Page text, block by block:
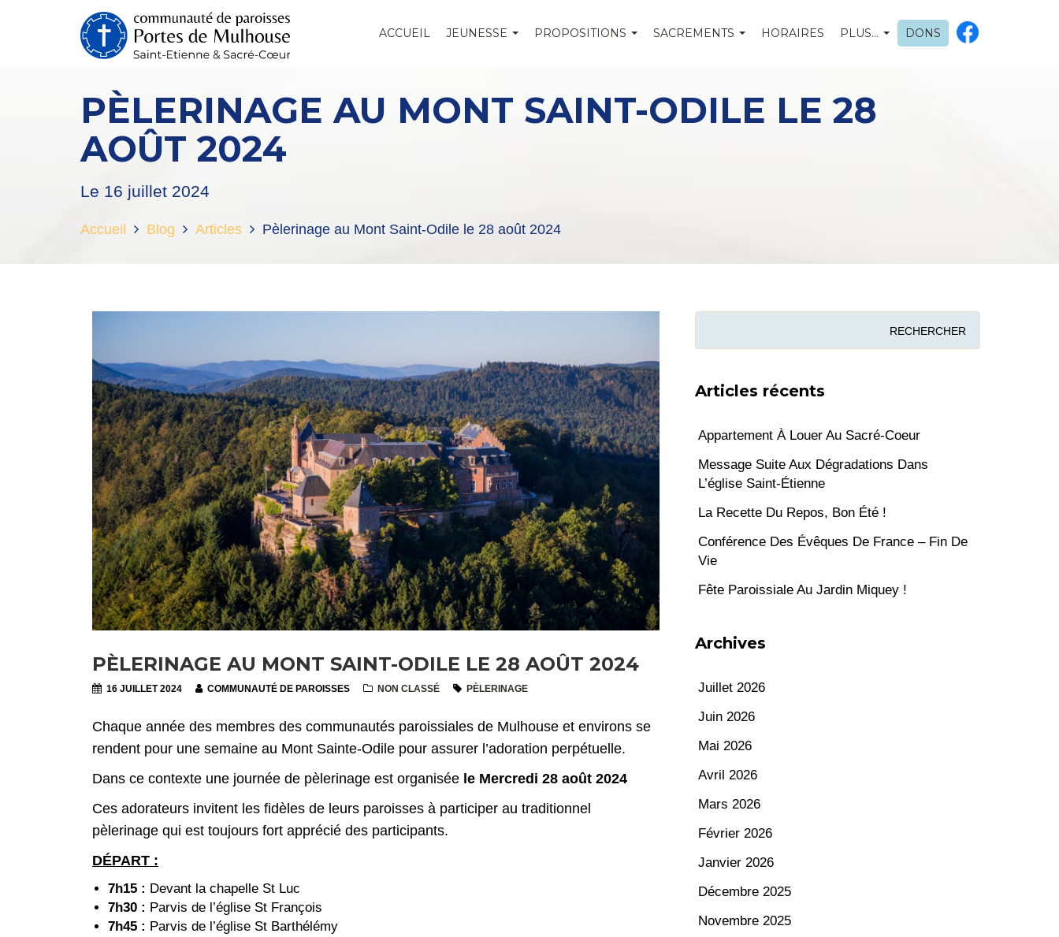
ACCUEIL JEUNESSE PROPOSITIONS SACREMENTS HORAIRES PLUS… DONS
PÈLERINAGE AU MONT SAINT-ODILE LE 28
AOÛT 2024
Le 16 juillet 2024
Accueil Blog Articles Pèlerinage au Mont Saint-Odile le 28 août 2024
PÈLERINAGE AU MONT SAINT-ODILE LE 28 AOÛT 2024
16 JUILLET 2024 COMMUNAUTÉ DE PAROISSES NON CLASSÉ PÈLERINAGE
Chaque année des membres des communautés paroissiales de Mulhouse et environs se
rendent pour une semaine au Mont Sainte-Odile pour assurer l’adoration perpétuelle.
Dans ce contexte une journée de pèlerinage est organisée le Mercredi 28 août 2024
Ces adorateurs invitent les fidèles de leurs paroisses à participer au traditionnel
pèlerinage qui est toujours fort apprécié des participants.
DÉPART :
7h15 : Devant la chapelle St Luc
7h30 : Parvis de l’église St François
7h45 : Parvis de l’église St Barthélémy
Articles récents
Appartement À Louer Au Sacré-Coeur
Message Suite Aux Dégradations Dans
L’église Saint-Étienne
La Recette Du Repos, Bon Été !
Conférence Des Évêques De France – Fin De
Vie
Fête Paroissiale Au Jardin Miquey !
Archives
Juillet 2026
Juin 2026
Mai 2026
Avril 2026
Mars 2026
Février 2026
Janvier 2026
Décembre 2025
Novembre 2025